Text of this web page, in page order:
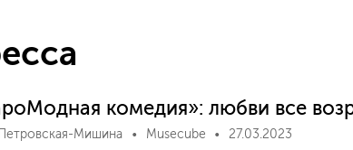
комедия»: любви все
Мишина Musecube 27.03.2023